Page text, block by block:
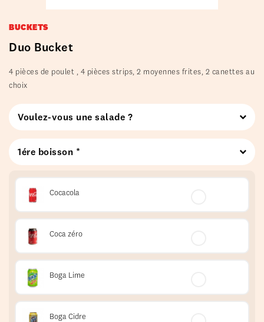
BUCKETS
Duo Bucket
4 pièces de poulet , 4 pièces strips, 2 moyennes frites, 2 canettes au
choix
Voulez-vous une salade ?
1ére boisson *
Cocacola
Coca zéro
Boga Lime
Boga Cidre